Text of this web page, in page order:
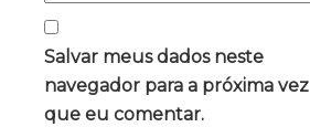
Salvar meus dados neste
navegador para a próxima vez
que eu comentar.